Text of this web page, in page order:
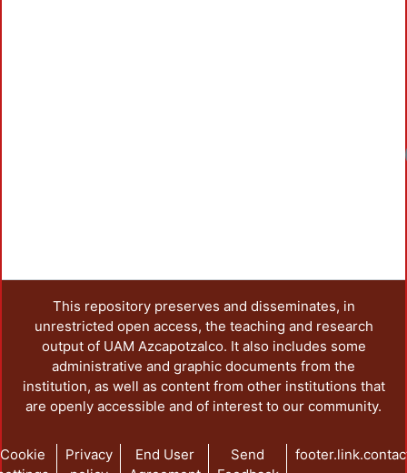
This repository preserves and disseminates, in
unrestricted open access, the teaching and research
output of UAM Azcapotzalco. It also includes some
administrative and graphic documents from the
institution, as well as content from other institutions that
are openly accessible and of interest to our community.
Cookie
Privacy
End User
Send